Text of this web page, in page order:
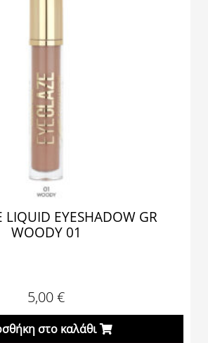
LIQUID EYESHADOW GR
WOODY 01
5,00€
στο καλάθι